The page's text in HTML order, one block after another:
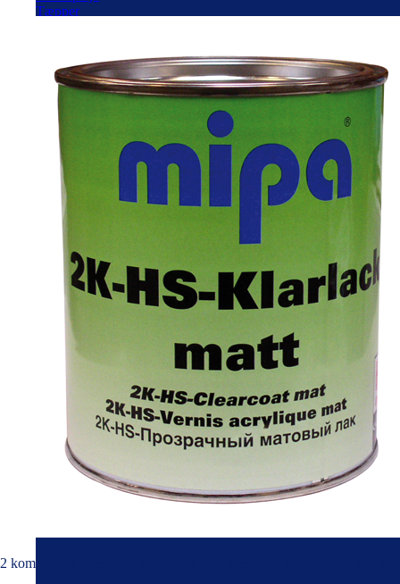
Tæpper
Silikatmaling
Vinduesmaling
Grunder til udendørs
Linolie maling
Jern & Metal
Fadademaling
Terrasseolie
Havemøbel olie
Rengøring
Træbeskyttelse
Tapet efter stil
Tapet efter farve
Design tapet
Retro tapet
Stribet tapet
Tapet med natur
Fototapet
Tapet værktøj
Autolak på spray
Grunder til autolak
Topcoat til autolak
Fortynder & hæder til autolak
Bambusgardiner
Maskiner
Stillads
Værktøj
2 komponent Klarlak på acrylbasis med glansgrad 15 -20. Den har